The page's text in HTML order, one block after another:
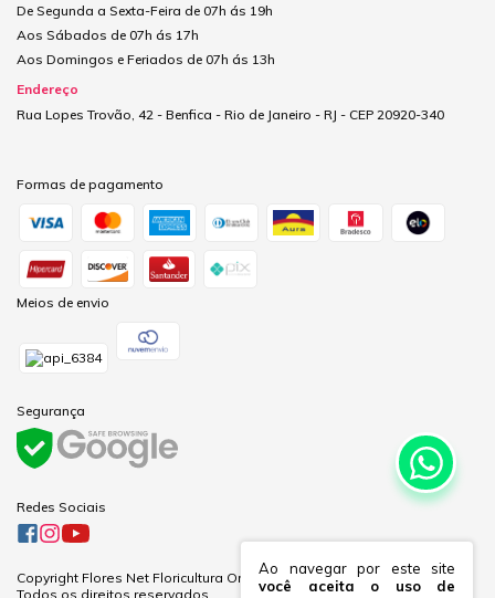
Ao navegar por este site
você aceita o uso de
De Segunda a Sexta-Feira de 07h ás 19h
Aos Sábados de 07h ás 17h
Aos Domingos e Feriados de 07h ás 13h
Endereço
Rua Lopes Trovão, 42 - Benfica - Rio de Janeiro - RJ - CEP 20920-340
Formas de pagamento
Meios de envio
Segurança
Redes Sociais
Copyright Flores Net Floricultura Online Ltda - 60281691000170 - 2026.
Todos os direitos reservados.